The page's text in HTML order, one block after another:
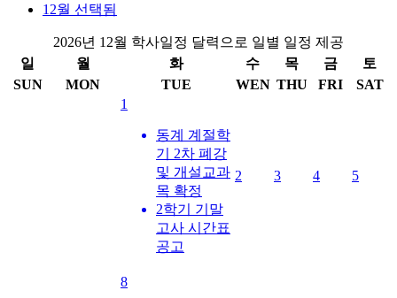
12월 선택됨
2026년 12월 학사일정 달력으로 일별 일정 제공
일
월 화 수 목 금
토
SUN
MON TUE WEN THU FRI
SAT
1
동계 계절학
기 2차 폐강
및 개설교과
목 확정
2학기 기말
고사 시간표
공고
2 3 4 5
8